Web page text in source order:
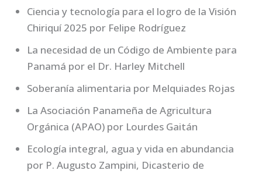
Ciencia y tecnología para el logro de la Visión
Chiriquí 2025 por Felipe Rodríguez
La necesidad de un Código de Ambiente para
Panamá por el Dr. Harley Mitchell
Soberanía alimentaria por Melquiades Rojas
La Asociación Panameña de Agricultura
Orgánica (APAO) por Lourdes Gaitán
Ecología integral, agua y vida en abundancia
por P. Augusto Zampini, Dicasterio de